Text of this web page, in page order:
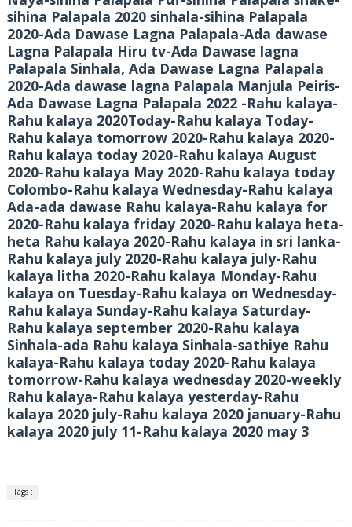
sihina Palapala 2020 sinhala-sihina Palapala
2020-Ada Dawase Lagna Palapala-Ada dawase
Lagna Palapala Hiru tv-Ada Dawase lagna
Palapala Sinhala, Ada Dawase Lagna Palapala
2020-Ada dawase lagna Palapala Manjula Peiris-
Ada Dawase Lagna Palapala 2022 -Rahu kalaya-
Rahu kalaya 2020Today-Rahu kalaya Today-
Rahu kalaya tomorrow 2020-Rahu kalaya 2020-
Rahu kalaya today 2020-Rahu kalaya August
2020-Rahu kalaya May 2020-Rahu kalaya today
Colombo-Rahu kalaya Wednesday-Rahu kalaya
Ada-ada dawase Rahu kalaya-Rahu kalaya for
2020-Rahu kalaya friday 2020-Rahu kalaya heta-
heta Rahu kalaya 2020-Rahu kalaya in sri lanka-
Rahu kalaya july 2020-Rahu kalaya july-Rahu
kalaya litha 2020-Rahu kalaya Monday-Rahu
kalaya on Tuesday-Rahu kalaya on Wednesday-
Rahu kalaya Sunday-Rahu kalaya Saturday-
Rahu kalaya september 2020-Rahu kalaya
Sinhala-ada Rahu kalaya Sinhala-sathiye Rahu
kalaya-Rahu kalaya today 2020-Rahu kalaya
tomorrow-Rahu kalaya wednesday 2020-weekly
Rahu kalaya-Rahu kalaya yesterday-Rahu
kalaya 2020 july-Rahu kalaya 2020 january-Rahu
kalaya 2020 july 11-Rahu kalaya 2020 may 3
Tags :